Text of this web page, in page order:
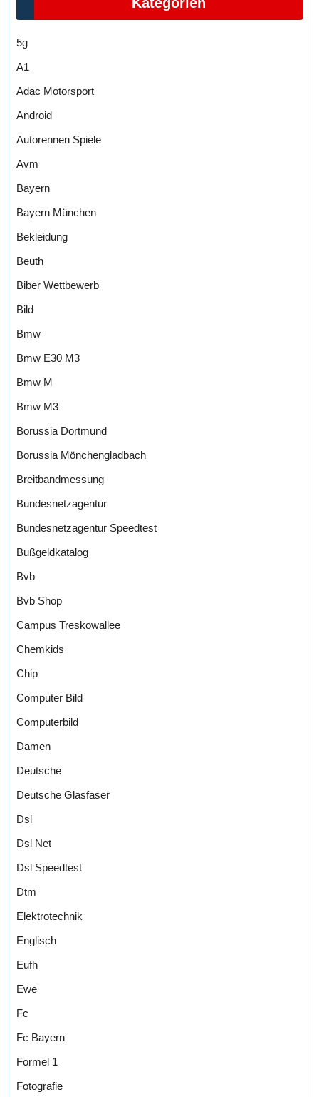
5g
A1
Adac Motorsport
Android
Autorennen Spiele
Avm
Bayern
Bayern München
Bekleidung
Beuth
Biber Wettbewerb
Bild
Bmw
Bmw E30 M3
Bmw M
Bmw M3
Borussia Dortmund
Borussia Mönchengladbach
Breitbandmessung
Bundesnetzagentur
Bundesnetzagentur Speedtest
Bußgeldkatalog
Bvb
Bvb Shop
Campus Treskowallee
Chemkids
Chip
Computer Bild
Computerbild
Damen
Deutsche
Deutsche Glasfaser
Dsl
Dsl Net
Dsl Speedtest
Dtm
Elektrotechnik
Englisch
Eufh
Ewe
Fc
Fc Bayern
Formel 1
Fotografie